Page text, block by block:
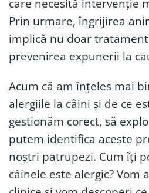
Prin urmare, îngrijirea
implică nu doar
prevenirea expunerii la
Acum că am înțeles mai
alergiile la câini și de ce
gestionăm corect, să
putem identifica aceste
noștri patrupezi. Cum îți
câinele este alergic? Vom